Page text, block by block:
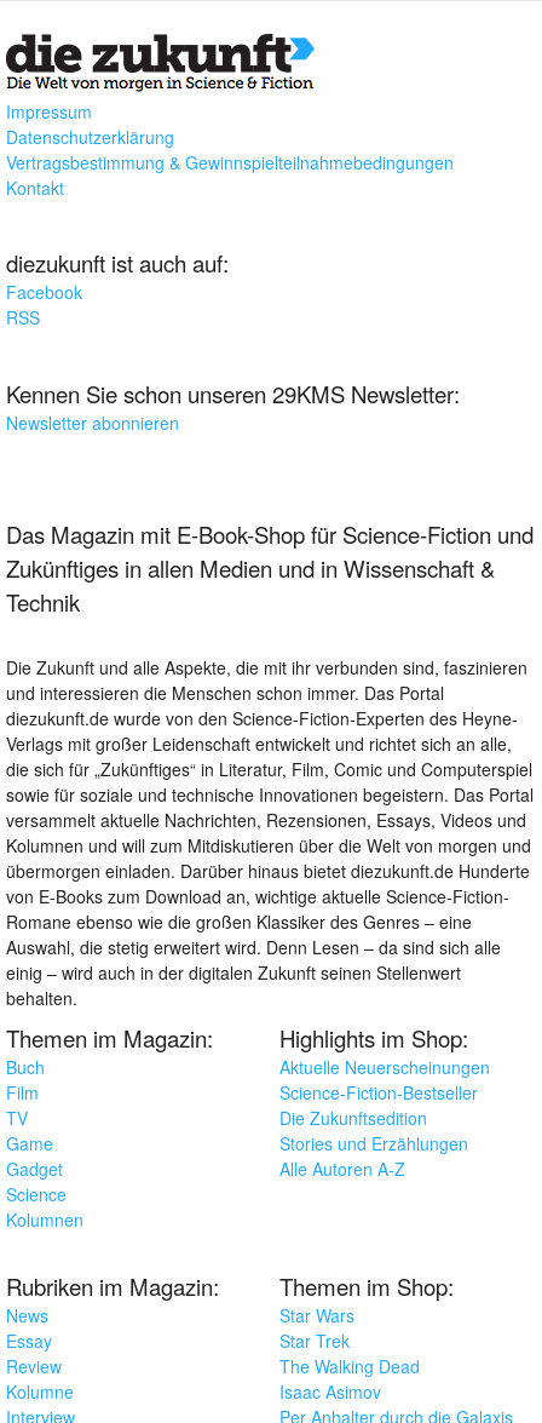
Impressum
Datenschutzerklärung
Vertragsbestimmung & Gewinnspielteilnahmebedingungen
Kontakt
diezukunft ist auch auf:
Facebook
RSS
Kennen Sie schon unseren 29KMS Newsletter:
Newsletter abonnieren
Das Magazin mit E-Book-Shop für Science-Fiction und
Zukünftiges in allen Medien und in Wissenschaft &
Technik
Die Zukunft und alle Aspekte, die mit ihr verbunden sind, faszinieren
und interessieren die Menschen schon immer. Das Portal
diezukunft.de wurde von den Science-Fiction-Experten des Heyne-
Verlags mit großer Leidenschaft entwickelt und richtet sich an alle,
die sich für „Zukünftiges“ in Literatur, Film, Comic und Computerspiel
sowie für soziale und technische Innovationen begeistern. Das Portal
versammelt aktuelle Nachrichten, Rezensionen, Essays, Videos und
Kolumnen und will zum Mitdiskutieren über die Welt von morgen und
übermorgen einladen. Darüber hinaus bietet diezukunft.de Hunderte
von E-Books zum Download an, wichtige aktuelle Science-Fiction-
Romane ebenso wie die großen Klassiker des Genres – eine
Auswahl, die stetig erweitert wird. Denn Lesen – da sind sich alle
einig – wird auch in der digitalen Zukunft seinen Stellenwert
behalten.
Themen im Magazin:
Buch
Film
TV
Game
Gadget
Science
Kolumnen
Highlights im Shop:
Aktuelle Neuerscheinungen
Science-Fiction-Bestseller
Die Zukunftsedition
Stories und Erzählungen
Alle Autoren A-Z
Rubriken im Magazin:
News
Essay
Review
Kolumne
Interview
Themen im Shop:
Star Wars
Star Trek
The Walking Dead
Isaac Asimov
Per Anhalter durch die Galaxis